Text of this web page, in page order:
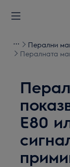
Перални
Пералната
Е80